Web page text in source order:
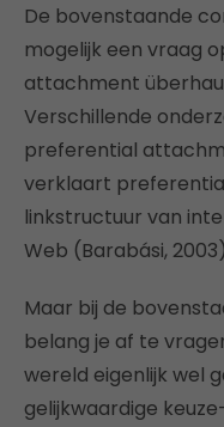
De bovenstaande
mogelijk een vraag
attachment
Verschillende
preferential
verklaart
linkstructuur van
Web (Barabási,
Maar bij de
belang je af te
wereld eigenlijk wel
gelijkwaardige